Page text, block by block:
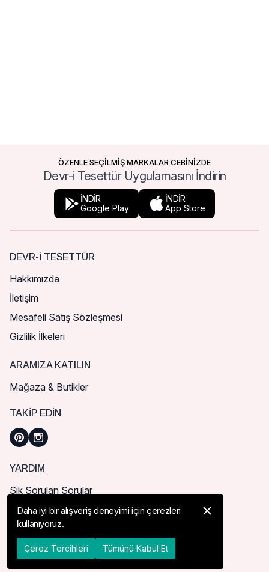
ÖZENLE SEÇİLMİŞ MARKALAR CEBİNİZDE
Devr-i Tesettür Uygulamasını İndirin
İNDİR
Google Play
İNDİR
App Store
DEVR-I TESETTÜR
Hakkımızda
İletişim
Mesafeli Satış Sözleşmesi
Gizlilik İlkeleri
ARAMIZA KATILIN
Mağaza & Butikler
TAKIP EDIN
YARDIM
Sık Sorulan Sorular
Nasıl Sipariş Verebilirim?
Kargo ve Teslimat
İade, İptal ve Değişim
Daha iyi bir alışveriş deneyimi için çerezleri
kullanıyoruz.
Çerez Tercihleri Tümünü Kabul Et